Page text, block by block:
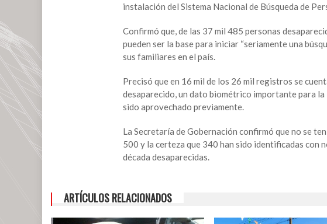
instalación del Sistema Nacional de Búsqueda de
Confirmó que, de las 37 mil 485 personas
pueden ser la base para iniciar “seriamente una
sus familiares en el país.
Precisó que en 16 mil de los 26 mil registros se
desaparecido, un dato biométrico importante para
sido aprovechado previamente.
La Secretaría de Gobernación confirmó que no se
500 y la certeza que 340 han sido identificadas con
década desaparecidas.
ARTÍCULOS RELACIONADOS